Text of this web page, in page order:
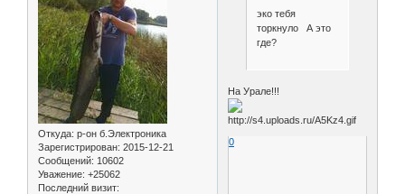
Откуда: р-он б.Электроника
Зарегистрирован: 2015-12-21
Сообщений: 10602
Уважение: +25062
Последний визит:
эко тебя
торкнуло А это
где?
На Урале!!!
0